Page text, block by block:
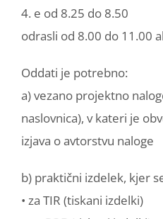
4. e od 8.25 do 8.50
odrasli od 8.00 do 11.00
Oddati je potrebno:
a) vezano projektno
naslovnica), v kateri je
izjava o avtorstvu naloge
b) praktični izdelek, kjer
• za TIR (tiskani izdelki)